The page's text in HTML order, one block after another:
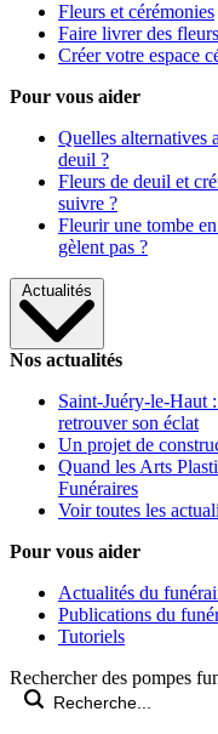
Fleurs et cérémonies
Faire livrer des
Créer votre espace
Pour vous aider
Quelles alternatives
deuil ?
Fleurs de deuil et
suivre ?
Fleurir une tombe
gèlent pas ?
Actualités
Nos actualités
Saint-Juéry-le-Haut
retrouver son éclat
Un projet de
Quand les Arts
Funéraires
Voir toutes les
Pour vous aider
Actualités du
Publications du
Tutoriels
Rechercher des pompes